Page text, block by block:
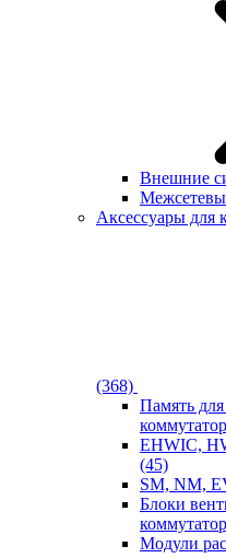
Внешние
Аксессуары для
(368)
Память
EHWIC,
(45)
SM, NM,
Блоки
Модули